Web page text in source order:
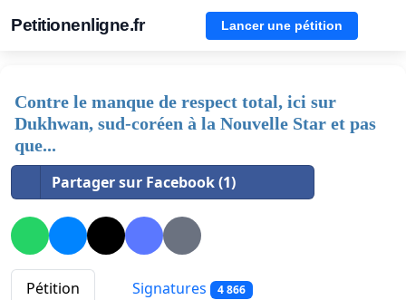
Petitionenligne.fr Lancer une pétition
Contre le manque de respect total, ici sur
Dukhwan, sud-coréen à la Nouvelle Star et pas
que...
Partager sur Facebook (1)
Pétition Signatures 4 866